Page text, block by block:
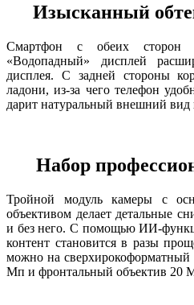
Изысканный
Смартфон с обеих сторон
«Водопадный» дисплей
дисплея. С задней стороны
ладони, из-за чего телефон
дарит натуральный внешний вид
Набор
Тройной модуль камеры с
объективом делает детальные
и без него. С помощью ИИ-
контент становится в разы
можно на
Мп и фронтальный объектив 20